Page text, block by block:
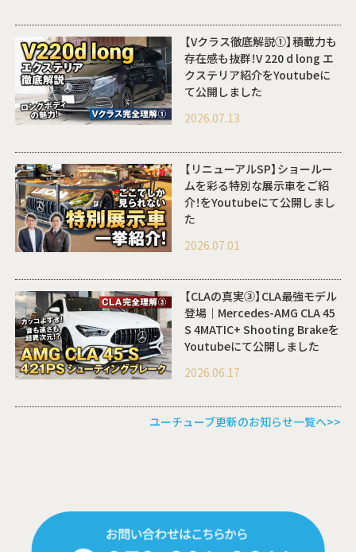
【Vクラス徹底解説①】積載力も
存在感も抜群！V 220 d long エ
クステリア紹介をYoutubeに
て公開しました
2026.07.13
【リニューアルSP】ショールー
ムを彩る特別な展示車をご紹
介！をYoutubeにて公開しまし
た
2026.07.01
【CLAの真実③】CLA最強モデル
登場｜Mercedes-AMG CLA 45
S 4MATIC+ Shooting Brakeを
Youtubeにて公開しました
2026.06.17
ユーチューブ更新のお知らせ一覧へ>>